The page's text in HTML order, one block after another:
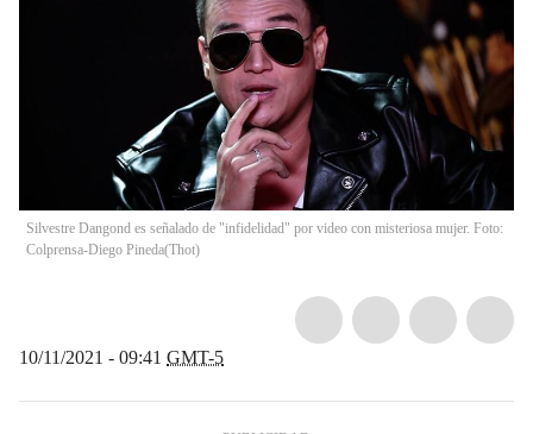
Silvestre Dangond es señalado de "infidelidad" por video con misteriosa mujer. Foto:
Colprensa-Diego Pineda(Thot)
10/11/2021 - 09:41 GMT-5